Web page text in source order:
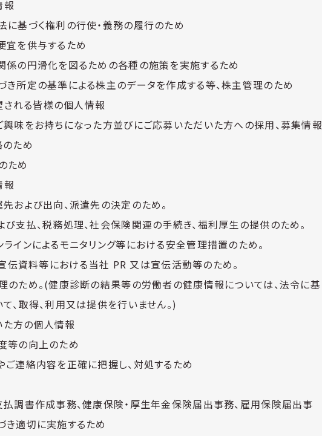
報
に基づく権利の行使・義務の履行のため
宜を供与するため
係の円滑化を図るための各種の施策を実施するため
き所定の基準による株主のデータを作成する等、株主管理のため
れる皆様の個人情報
興味をお持ちになった方並びにご応募いただいた方への採用、募集情報
ため
ため
報
および出向、派遣先の決定のため。
支払、税務処理、社会保険関連の手続き、福利厚生の提供のため。
インによるモニタリング等における安全管理措置のため。
伝資料等における当社 PR 又は宣伝活動等のため。
のため。(健康診断の結果等の労働者の健康情報については、法令に基
、取得、利用又は提供を行いません。)
方の個人情報
等の向上のため
ご連絡内容を正確に把握し、対処するため
払調書作成事務、健康保険・厚生年金保険届出事務、雇用保険届出事
き適切に実施するため